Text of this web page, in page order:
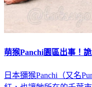
萌猴Panchi園區出事！
日本獼猴Panchi（又名